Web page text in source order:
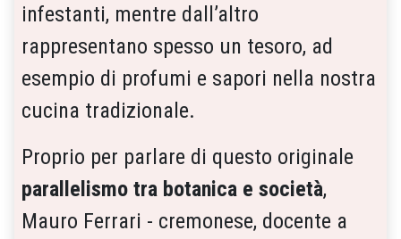
infestanti, mentre dall’altro
rappresentano spesso un tesoro, ad
esempio di profumi e sapori nella nostra
cucina tradizionale.
Proprio per parlare di questo originale
parallelismo tra botanica e società,
Mauro Ferrari - cremonese, docente a